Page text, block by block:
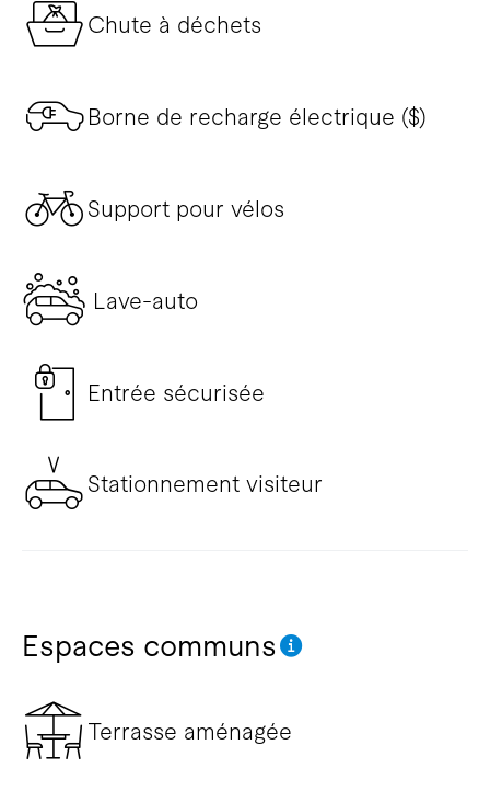
Chute à déchets
Borne de recharge électrique ($)
Support pour vélos
Lave-auto
Entrée sécurisée
Stationnement visiteur
Espaces communs
Terrasse aménagée